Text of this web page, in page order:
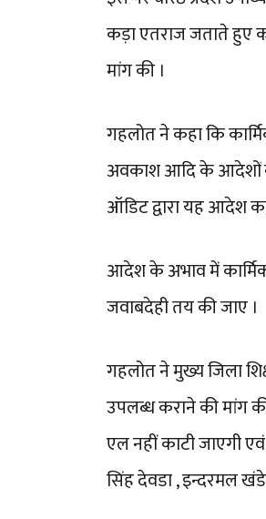
कड़ा एतराज जताते हुए
मांग की ।
गहलोत ने कहा कि
अवकाश आदि के आदेशों
ऑडिट द्वारा यह आदेश
आदेश के अभाव में
जवाबदेही तय की जाए ।
गहलोत ने मुख्य जिला
उपलब्ध कराने की मांग
एल नहीं काटी जाएगी
सिंह देवडा , इन्दरमल